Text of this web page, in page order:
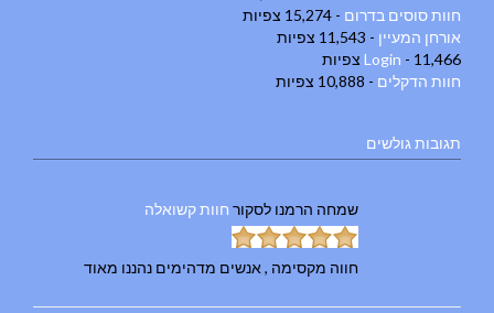
חוות סוסים בדרום - 15,274 צפיות
אורחן המעיין - 11,543 צפיות
Login - 11,466 צפיות
חוות הדקלים - 10,888 צפיות
תגובות גולשים
שמחה הרמנו לסקור חוות קשואלה
חווה מקסימה , אנשים מדהימים נהננו מאוד